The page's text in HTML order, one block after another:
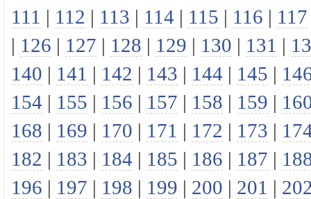
111 | 112 | 113 | 114 | 115 | 116 | 117
| 126 | 127 | 128 | 129 | 130 | 131 |
140 | 141 | 142 | 143 | 144 | 145 |
154 | 155 | 156 | 157 | 158 | 159 |
168 | 169 | 170 | 171 | 172 | 173 |
182 | 183 | 184 | 185 | 186 | 187 |
196 | 197 | 198 | 199 | 200 | 201 |